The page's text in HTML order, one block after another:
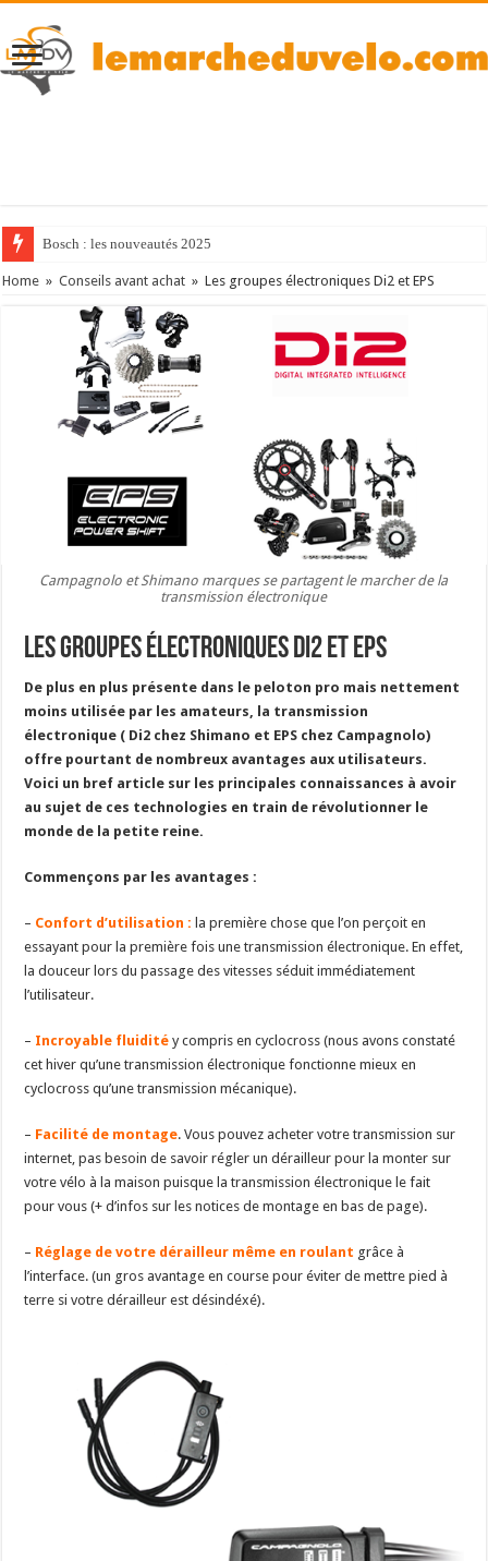
Bosch : les nouveautés 2025
Home » Conseils avant achat » Les groupes électroniques Di2 et EPS
Campagnolo et Shimano marques se partagent le marcher de la
transmission électronique
Les groupes électroniques Di2 et EPS
De plus en plus présente dans le peloton pro mais nettement
moins utilisée par les amateurs, la transmission
électronique ( Di2 chez Shimano et EPS chez Campagnolo)
offre pourtant de nombreux avantages aux utilisateurs.
Voici un bref article sur les principales connaissances à avoir
au sujet de ces technologies en train de révolutionner le
monde de la petite reine.
Commençons par les avantages :
– Confort d’utilisation : la première chose que l’on perçoit en
essayant pour la première fois une transmission électronique. En effet,
la douceur lors du passage des vitesses séduit immédiatement
l’utilisateur.
– Incroyable fluidité y compris en cyclocross (nous avons constaté
cet hiver qu’une transmission électronique fonctionne mieux en
cyclocross qu’une transmission mécanique).
– Facilité de montage. Vous pouvez acheter votre transmission sur
internet, pas besoin de savoir régler un dérailleur pour la monter sur
votre vélo à la maison puisque la transmission électronique le fait
pour vous (+ d’infos sur les notices de montage en bas de page).
– Réglage de votre dérailleur même en roulant grâce à
l’interface. (un gros avantage en course pour éviter de mettre pied à
terre si votre dérailleur est désindéxé).